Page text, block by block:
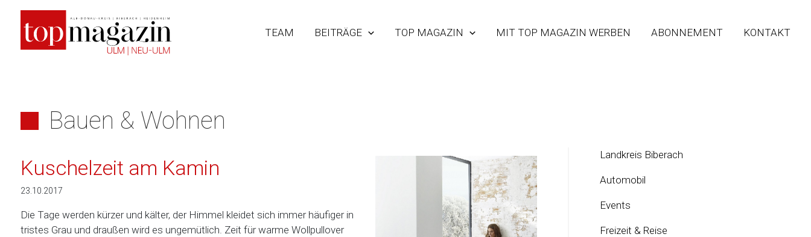
springen
TEAM BEITRÄGE TOP MAGAZIN MIT TOP MAGAZIN WERBEN ABONNEMENT KONTAKT
Bauen & Wohnen
Kuschelzeit am Kamin
23.10.2017
Die Tage werden kürzer und kälter, der Himmel kleidet sich immer häufiger in
tristes Grau und draußen wird es ungemütlich. Zeit für warme Wollpullover
Landkreis Biberach
Automobil
Events
Freizeit & Reise